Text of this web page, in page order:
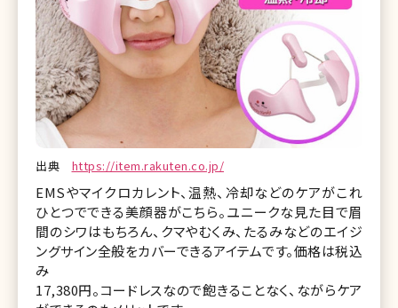
出典 https://item.rakuten.co.jp/
EMSやマイクロカレント、温熱、冷却などのケアがこれ
ひとつでできる美顔器がこちら。ユニークな見た目で眉
間のシワはもちろん、クマやむくみ、たるみなどのエイジ
ングサイン全般をカバーできるアイテムです。価格は税込
み
17,380円。コードレスなので飽きることなく、ながらケア